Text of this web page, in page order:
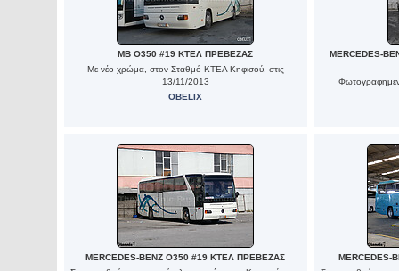
MB O350 #19 ΚΤΕΛ ΠΡΕΒΕΖΑΣ
Με νέο χρώμα, στον Σταθμό ΚΤΕΛ Κηφισού, στις
13/11/2013
OBELIX
MERCEDES-
MERCEDES-BENZ O350 #19 ΚΤΕΛ ΠΡΕΒΕΖΑΣ